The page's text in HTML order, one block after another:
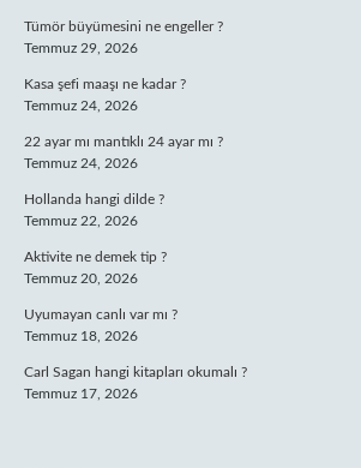
Tümör büyümesini ne engeller ?
Temmuz 29, 2026
Kasa şefi maaşı ne kadar ?
Temmuz 24, 2026
22 ayar mı mantıklı 24 ayar mı ?
Temmuz 24, 2026
Hollanda hangi dilde ?
Temmuz 22, 2026
Aktivite ne demek tip ?
Temmuz 20, 2026
Uyumayan canlı var mı ?
Temmuz 18, 2026
Carl Sagan hangi kitapları okumalı ?
Temmuz 17, 2026